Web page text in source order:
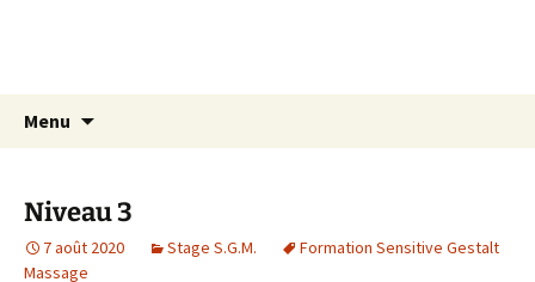
Menu
Niveau 3
7 août 2020 Stage S.G.M.
Formation Sensitive Gestalt
Massage